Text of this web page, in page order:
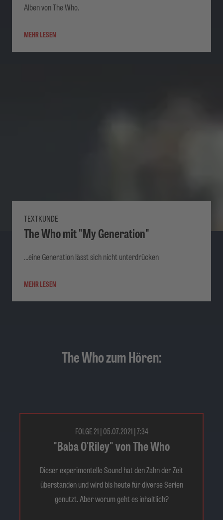
Alben von The Who.
MEHR LESEN
TEXTKUNDE
The Who mit "My Generation"
...eine Generation lässt sich nicht unterdrücken
MEHR LESEN
The Who zum Hören:
FOLGE 21 | 05.07.2021 | 7:34
"Baba O'Riley" von The Who
Dieser experimentelle Sound hat den Zahn der Zeit
überstanden und wird bis heute für diverse Serien
genutzt. Aber worum geht es inhaltlich?